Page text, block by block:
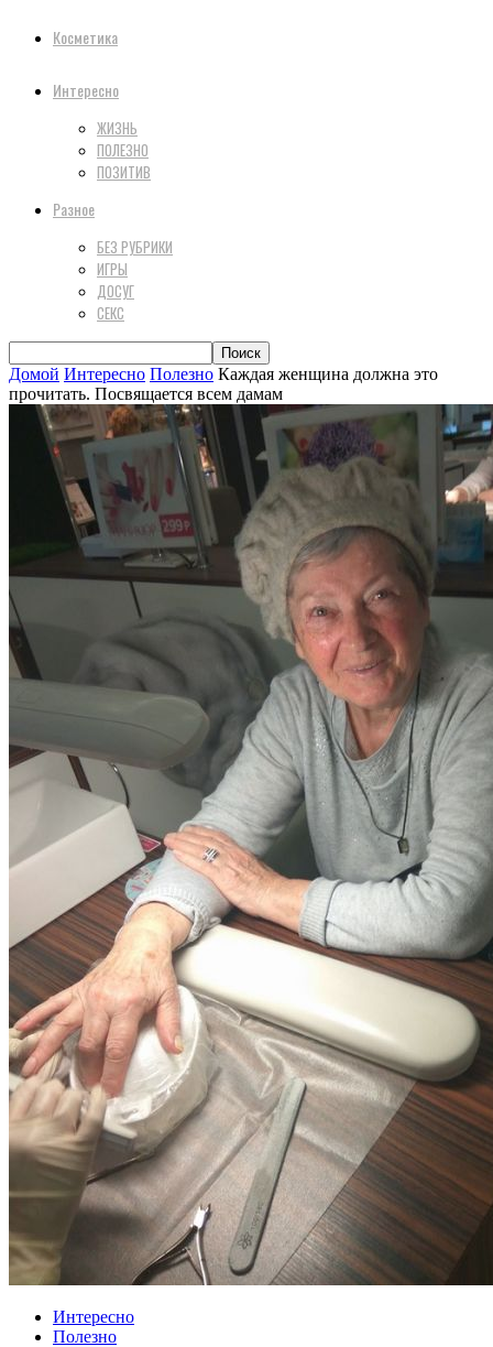
Косметика
Интересно
ЖИЗНЬ
ПОЛЕЗНО
ПОЗИТИВ
Разное
БЕЗ РУБРИКИ
ИГРЫ
ДОСУГ
СЕКС
Домой Интересно Полезно Каждая женщина должна это
прочитать. Посвящается всем дамам
Интересно
Полезно